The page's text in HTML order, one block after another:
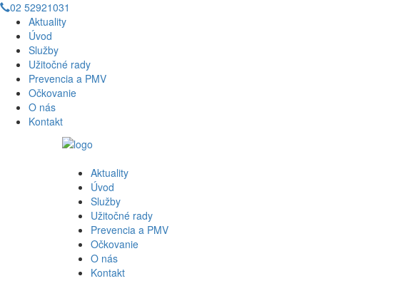
02 52921031
Aktuality
Úvod
Služby
Užitočné rady
Prevencia a PMV
Očkovanie
O nás
Kontakt
Aktuality
Úvod
Služby
Užitočné rady
Prevencia a PMV
Očkovanie
O nás
Kontakt